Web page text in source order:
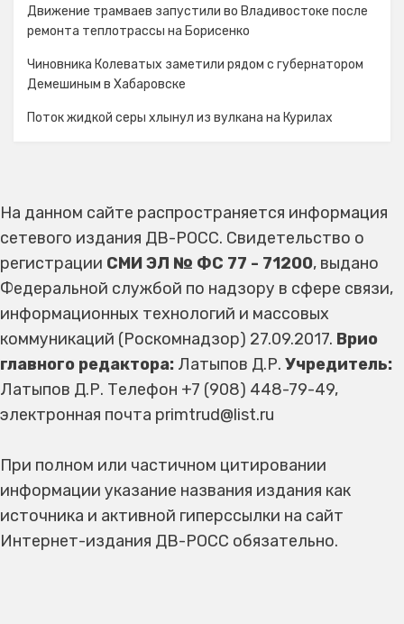
Движение трамваев запустили во Владивостоке после
ремонта теплотрассы на Борисенко
Чиновника Колеватых заметили рядом с губернатором
Демешиным в Хабаровске
Поток жидкой серы хлынул из вулкана на Курилах
На данном сайте распространяется информация
сетевого издания ДВ-РОСС. Свидетельство о
регистрации СМИ ЭЛ № ФС 77 - 71200, выдано
Федеральной службой по надзору в сфере связи,
информационных технологий и массовых
коммуникаций (Роскомнадзор) 27.09.2017. Врио
главного редактора: Латыпов Д.Р. Учредитель:
Латыпов Д.Р. Телефон +7 (908) 448-79-49,
электронная почта primtrud@list.ru
При полном или частичном цитировании
информации указание названия издания как
источника и активной гиперссылки на сайт
Интернет-издания ДВ-РОСС обязательно.